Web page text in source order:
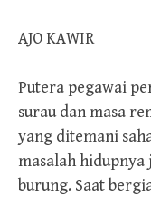
AJO KAWIR
Putera pegawai
surau dan masa
yang ditemani
masalah
burung. Saat